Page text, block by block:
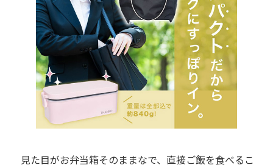
見た目がお弁当箱そのままなで、直接ご飯を食べるこ